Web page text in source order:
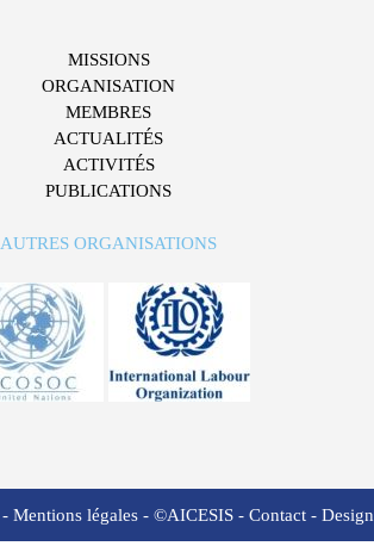
MISSIONS
ORGANISATION
MEMBRES
ACTUALITÉS
ACTIVITÉS
PUBLICATIONS
AUTRES ORGANISATIONS
- Mentions légales - ©AICESIS - Contact -